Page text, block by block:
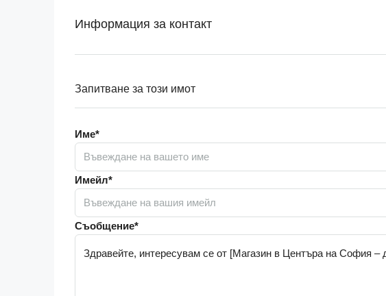
Информация за контакт
Запитване за този имот
Име*
Имейл*
Съобщение*